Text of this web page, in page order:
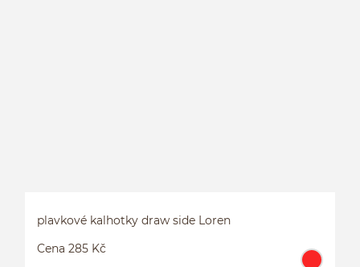
plavkové kalhotky draw side Loren
Cena 285 Kč